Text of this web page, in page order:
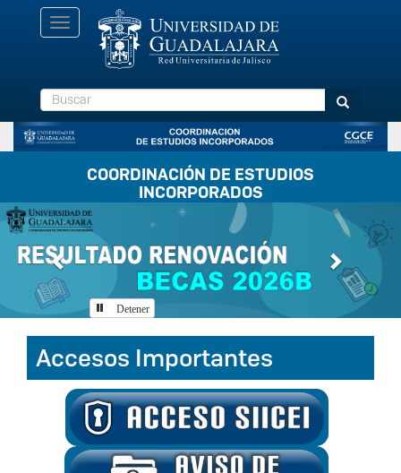
Toggle
navigation
Buscar Buscar
COORDINACIÓN DE ESTUDIOS
INCORPORADOS
Previous Next
Detener
Accesos Importantes